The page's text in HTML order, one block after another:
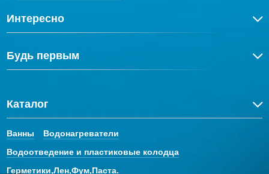
Интересно
Будь первым
Каталог
Ванны
Водонагреватели
Водоотведение и пластиковые колодца
Герметики,Лен,Фум,Паста.